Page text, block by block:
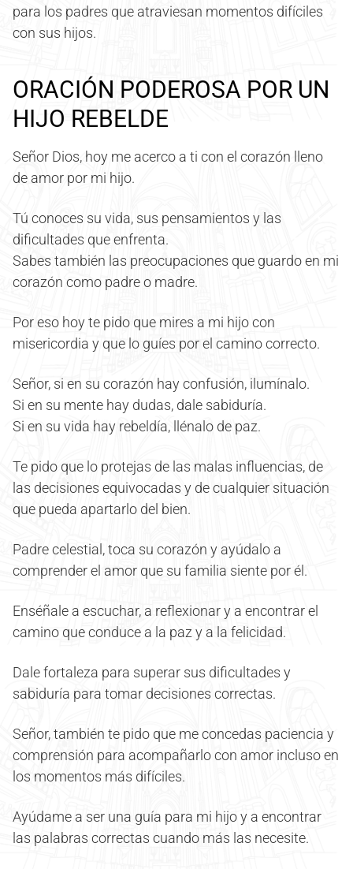
para los padres que atraviesan momentos difíciles
con sus hijos.
ORACIÓN PODEROSA POR UN
HIJO REBELDE
Señor Dios, hoy me acerco a ti con el corazón lleno
de amor por mi hijo.
Tú conoces su vida, sus pensamientos y las
dificultades que enfrenta.
Sabes también las preocupaciones que guardo en mi
corazón como padre o madre.
Por eso hoy te pido que mires a mi hijo con
misericordia y que lo guíes por el camino correcto.
Señor, si en su corazón hay confusión, ilumínalo.
Si en su mente hay dudas, dale sabiduría.
Si en su vida hay rebeldía, llénalo de paz.
Te pido que lo protejas de las malas influencias, de
las decisiones equivocadas y de cualquier situación
que pueda apartarlo del bien.
Padre celestial, toca su corazón y ayúdalo a
comprender el amor que su familia siente por él.
Enséñale a escuchar, a reflexionar y a encontrar el
camino que conduce a la paz y a la felicidad.
Dale fortaleza para superar sus dificultades y
sabiduría para tomar decisiones correctas.
Señor, también te pido que me concedas paciencia y
comprensión para acompañarlo con amor incluso en
los momentos más difíciles.
Ayúdame a ser una guía para mi hijo y a encontrar
las palabras correctas cuando más las necesite.